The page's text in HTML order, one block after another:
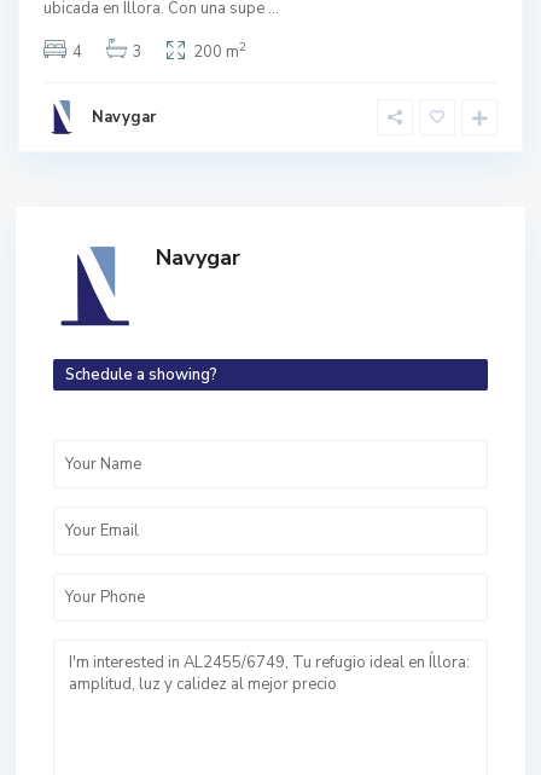
ubicada en Illora. Con una supe ...
4
3 200 m2
Navygar
Navygar
Schedule a showing?